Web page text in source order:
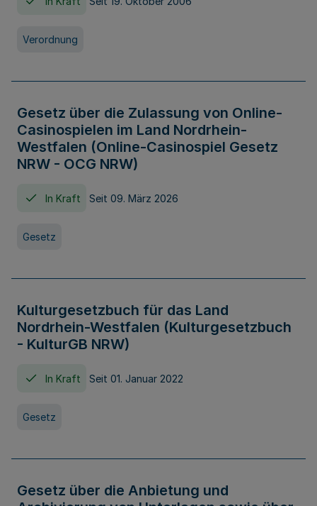
Verordnung
Gesetz über die Zulassung von Online-
Casinospielen im Land Nordrhein-
Westfalen (Online-Casinospiel Gesetz
NRW - OCG NRW)
In Kraft Seit 09. März 2026
Gesetz
Kulturgesetzbuch für das Land
Nordrhein-Westfalen (Kulturgesetzbuch
- KulturGB NRW)
In Kraft Seit 01. Januar 2022
Gesetz
Gesetz über die Anbietung und